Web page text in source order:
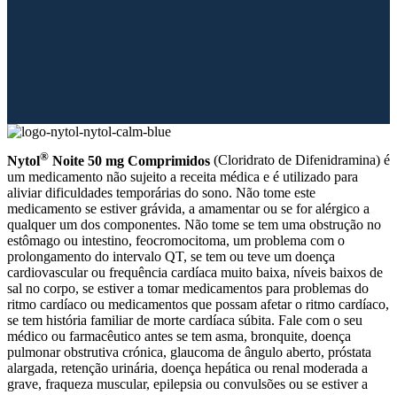
Nytol® Noite 50 mg Comprimidos (Cloridrato de Difenidramina) é
um medicamento não sujeito a receita médica e é utilizado para
aliviar dificuldades temporárias do sono. Não tome este
medicamento se estiver grávida, a amamentar ou se for alérgico a
qualquer um dos componentes. Não tome se tem uma obstrução no
estômago ou intestino, feocromocitoma, um problema com o
prolongamento do intervalo QT, se tem ou teve um doença
cardiovascular ou frequência cardíaca muito baixa, níveis baixos de
sal no corpo, se estiver a tomar medicamentos para problemas do
ritmo cardíaco ou medicamentos que possam afetar o ritmo cardíaco,
se tem história familiar de morte cardíaca súbita. Fale com o seu
médico ou farmacêutico antes se tem asma, bronquite, doença
pulmonar obstrutiva crónica, glaucoma de ângulo aberto, próstata
alargada, retenção urinária, doença hepática ou renal moderada a
grave, fraqueza muscular, epilepsia ou convulsões ou se estiver a